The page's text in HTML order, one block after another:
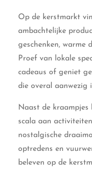
Op de kerstmarkt
ambachtelijke
geschenken, warme
Proef van lokale
cadeaus of geniet
die overal aanwezig
Naast de
scala aan
nostalgische
optredens en
beleven op de